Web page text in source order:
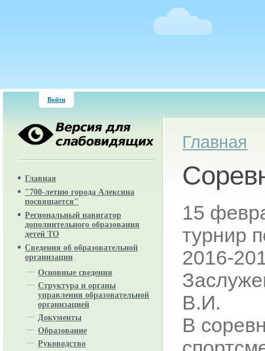
Войти
Главная
"700-летию города Алексина
посвящается"
Региональный навигатор
дополнительного образования
детей ТО
Сведения об образовательной
организации
Основные сведения
Структура и органы
управления образовательной
организацией
Документы
Образование
Руководство
Вы здесь
Главная
15
турнир
2016-
В.И.
В